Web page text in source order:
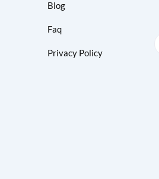
Blog
Faq
Privacy Policy